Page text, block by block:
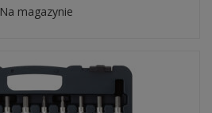
Na magazynie